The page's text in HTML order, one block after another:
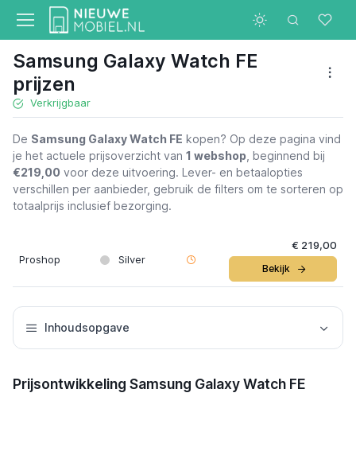
Samsung Galaxy Watch FE
prijzen
Verkrijgbaar
De Samsung Galaxy Watch FE kopen? Op deze pagina vind
je het actuele prijsoverzicht van 1 webshop , beginnend bij
€219,00 voor deze uitvoering. Lever- en betaalopties
verschillen per aanbieder, gebruik de filters om te sorteren op
totaalprijs inclusief bezorging.
Proshop Silver
€ 219,00
Bekijk
Inhoudsopgave
Prijsontwikkeling Samsung Galaxy Watch FE